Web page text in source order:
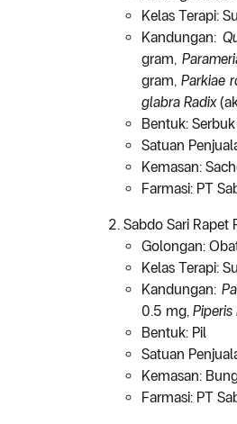
Kelas Terapi:
Kandungan:
gram,
gram, Parkiae
glabra Radix
Bentuk: Serbuk
Satuan
Kemasan:
Farmasi: PT
Sabdo Sari Rapet
Golongan:
Kelas Terapi:
Kandungan:
0.5 mg, Piperis
Bentuk: Pil
Satuan
Kemasan:
Farmasi: PT